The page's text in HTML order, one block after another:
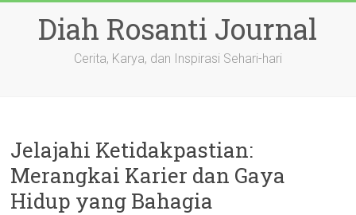
contentDiah Rosanti Journal
Cerita, Karya, dan Inspirasi Sehari-hari
Jelajahi Ketidakpastian:
Merangkai Karier dan Gaya
Hidup yang Bahagia